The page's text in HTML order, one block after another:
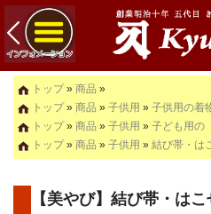
トップ» 商品 »
トップ» 商品 » 子供用 » 子供用の着
トップ» 商品 » 子供用 » 子ども用の
トップ» 商品 » 子供用 » 結び帯・は
【美やび】結び帯・は